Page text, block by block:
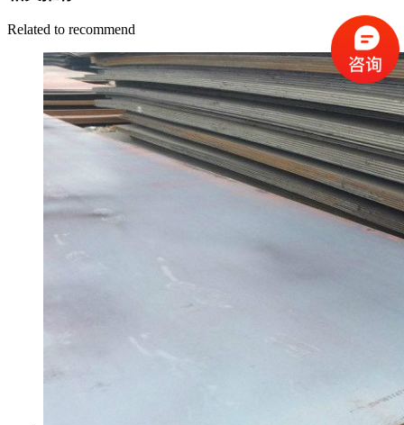
Related to recommend